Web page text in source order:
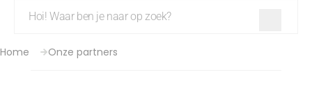
Home Onze partners